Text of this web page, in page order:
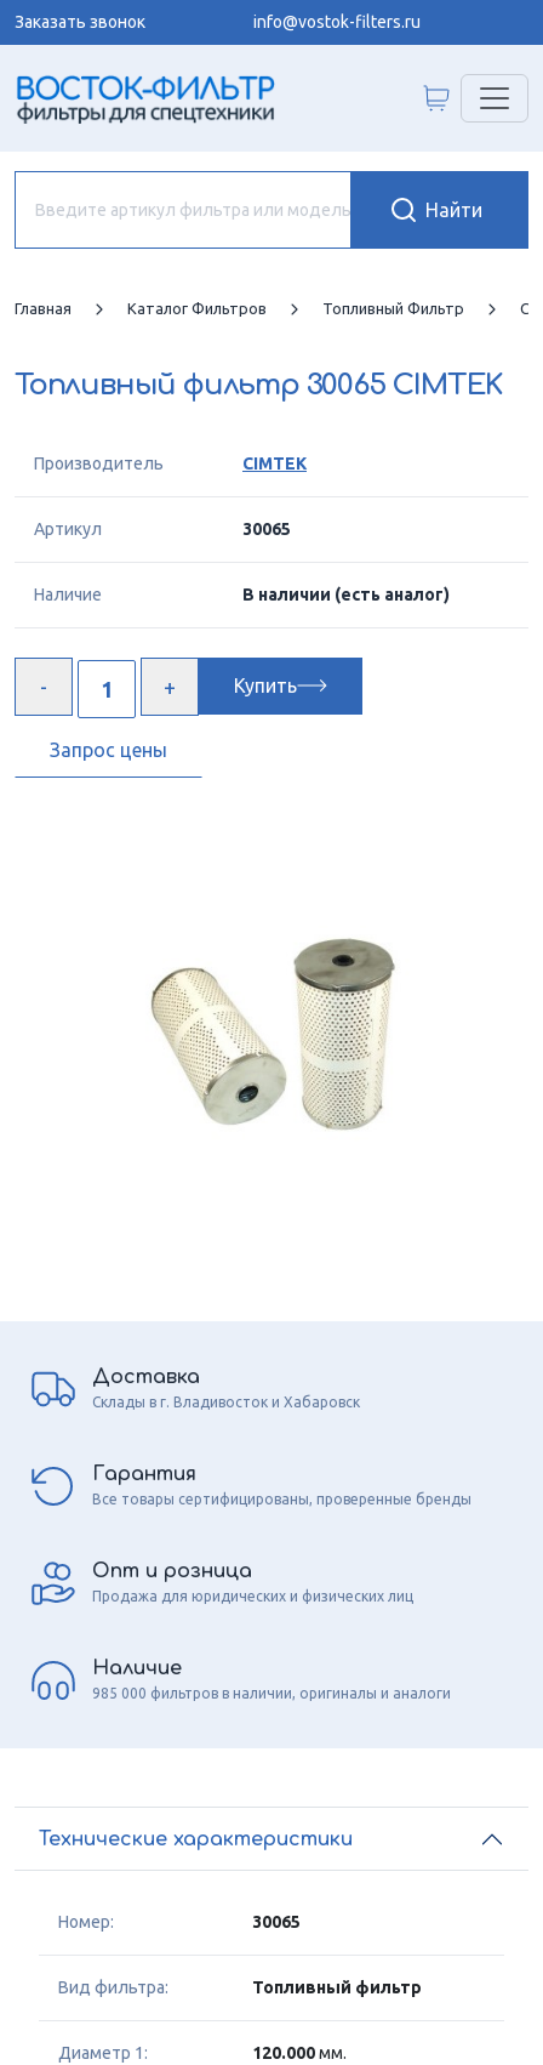
Заказать звонок info@vostok-filters.ru
Главная Каталог Фильтров Топливный Фильтр
Топливный фильтр 30065 CIMTEK
Производитель CIMTEK
Артикул 30065
Наличие В наличии (есть аналог)
Купить
Запрос цены
Доставка
Склады в г. Владивосток и Хабаровск
Гарантия
Все товары сертифицированы, проверенные бренды
Опт и розница
Продажа для юридических и физических лиц
Наличие
985 000 фильтров в наличии, оригиналы и аналоги
Технические характеристики
Номер: 30065
Вид фильтра: Топливный фильтр
Диаметр 1: 120.000мм.